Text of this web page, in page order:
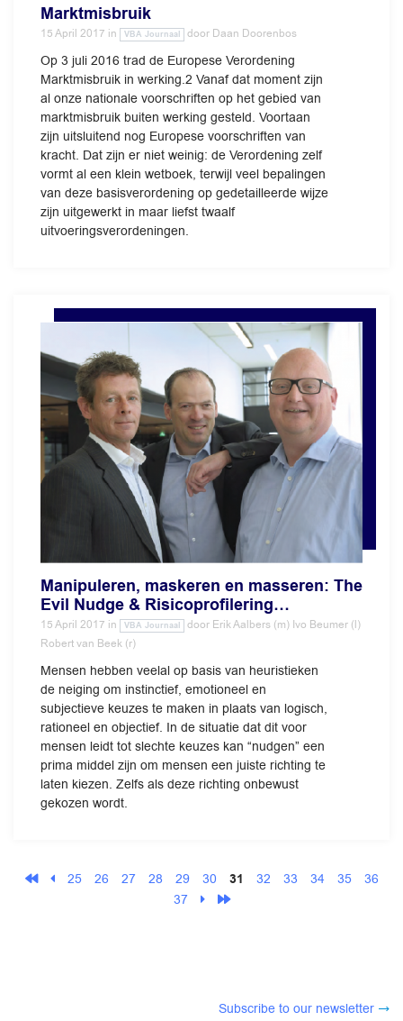
Marktmisbruik
15 April 2017 in VBA Journaal door Daan Doorenbos
Op 3 juli 2016 trad de Europese Verordening
Marktmisbruik in werking.2 Vanaf dat moment zijn
al onze nationale voorschriften op het gebied van
marktmisbruik buiten werking gesteld. Voortaan
zijn uitsluitend nog Europese voorschriften van
kracht. Dat zijn er niet weinig: de Verordening zelf
vormt al een klein wetboek, terwijl veel bepalingen
van deze basisverordening op gedetailleerde wijze
zijn uitgewerkt in maar liefst twaalf
uitvoeringsverordeningen.
Manipuleren, maskeren en masseren: The
Evil Nudge & Risicoprofilering…
15 April 2017 in VBA Journaal door Erik Aalbers (m) Ivo Beumer (l)
Robert van Beek (r)
Mensen hebben veelal op basis van heuristieken
de neiging om instinctief, emotioneel en
subjectieve keuzes te maken in plaats van logisch,
rationeel en objectief. In de situatie dat dit voor
mensen leidt tot slechte keuzes kan “nudgen” een
prima middel zijn om mensen een juiste richting te
laten kiezen. Zelfs als deze richting onbewust
gekozen wordt.
25 26 27 28 29 30 31 32 33 34 35
36
37
Subscribe to our newsletter